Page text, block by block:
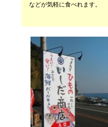
小田原観光
などが気軽に食べれます。